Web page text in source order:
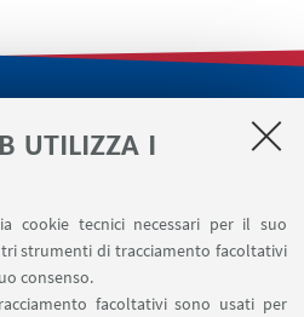
UTILIZZA I
cookie tecnici necessari per il suo
strumenti di tracciamento facoltativi
consenso.
facoltativi sono usati per
un evento